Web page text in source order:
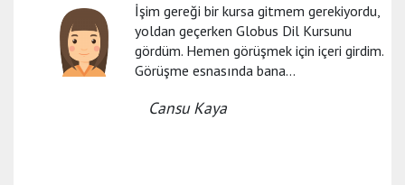
İşim gereği bir kursa gitmem gerekiyordu,
yoldan geçerken Globus Dil Kursunu
gördüm. Hemen görüşmek için içeri girdim.
Görüşme esnasında bana...
Cansu Kaya